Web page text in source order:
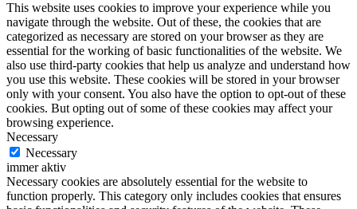
This website uses cookies to improve your experience while you
navigate through the website. Out of these, the cookies that are
categorized as necessary are stored on your browser as they are
essential for the working of basic functionalities of the website. We
also use third-party cookies that help us analyze and understand how
you use this website. These cookies will be stored in your browser
only with your consent. You also have the option to opt-out of these
cookies. But opting out of some of these cookies may affect your
browsing experience.
Necessary
Necessary
immer aktiv
Necessary cookies are absolutely essential for the website to
function properly. This category only includes cookies that ensures